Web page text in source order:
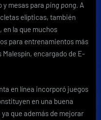
y mesas para ping pong. A
elípticas, también
en la que muchos
para entrenamientos más
Malespín, encargado de E-
en línea incorporó juegos
en una buena
que además de mejorar